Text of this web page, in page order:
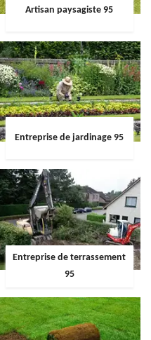
Artisan paysagiste 95
Entreprise de jardinage 95
Entreprise de terrassement
95